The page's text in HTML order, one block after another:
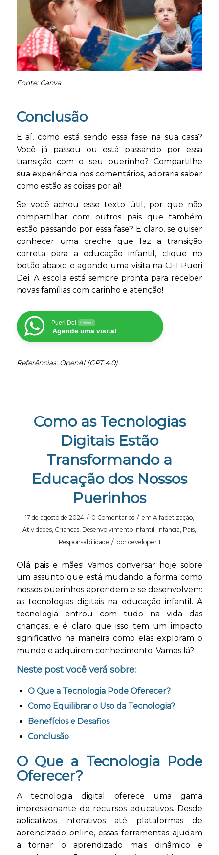
Fonte: Canva
Conclusão
E aí, como está sendo essa fase na sua casa?
Você já passou ou está passando por essa
transição com o seu puerinho? Compartilhe
sua experiência nos comentários, adoraria saber
como estão as coisas por aí!
Se você achou esse texto útil, por que não
compartilhar com outros pais que também
estão passando por essa fase? E claro, se quiser
conhecer uma creche que faz a transição
correta para a educação infantil, clique no
botão abaixo e agende uma visita na CEI Pueri
Dei. A escola está sempre pronta para receber
novas famílias com carinho e atenção!
Pueri Dei Online
Agende uma visita!
Referências: OpenAI (GPT 4.0)
Como as Tecnologias
Digitais Estão
Transformando a
Educação dos Nossos
Puerinhos
17 de agosto de 2024 / 0 Comentários / em Alfabetização,
Atividades, Crianças, Desenvolvimento infantil , Infancia, Pais,
Responsabilidade / por developer.1
Olá pais e mães! Vamos conversar hoje sobre
um assunto que está mudando a forma como
nossos puerinhos aprendem e se desenvolvem:
as tecnologias digitais na educação infantil. A
tecnologia entrou com tudo na vida das
crianças, e é claro que isso tem um impacto
significativo na maneira como elas exploram o
mundo e adquirem conhecimento. Vamos lá?
Neste post você verá sobre:
O Que a Tecnologia Pode Oferecer?
Como Equilibrar o Uso da Tecnologia?
Benefícios e Desafios
Conclusão
O Que a Tecnologia Pode
Oferecer?
A tecnologia digital oferece uma gama
impressionante de recursos educativos. Desde
aplicativos interativos até plataformas de
aprendizado online, essas ferramentas ajudam
a tornar o aprendizado mais dinâmico e